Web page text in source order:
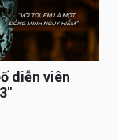
diễn viên